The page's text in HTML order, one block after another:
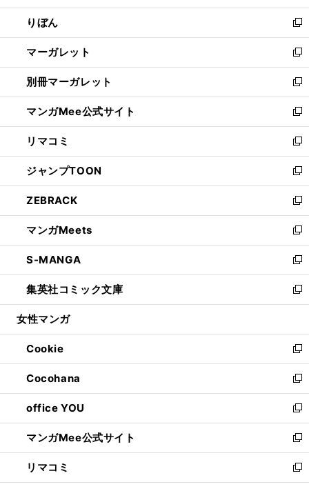
開
く
ウ
で
開
く
ン
ド
ウ
で
開
く
ウ
ィ
ン
ド
ウ
で
開
く
りぼん
新
し
い
ウ
ィ
ン
ド
ウ
で
開
く
マーガレット
新
し
い
ウ
ィ
ン
ド
ウ
で
開
く
別冊マーガレット
新
し
い
ウ
ィ
ン
ド
ウ
で
開
く
マンガMee公式サイト
新
し
い
ウ
ィ
ン
ド
ウ
で
開
く
リマコミ
新
し
い
ウ
ィ
ン
ド
ウ
で
開
く
ジャンプTOON
新
し
い
ウ
ィ
ン
ド
ウ
で
開
ZEBRACK
新
し
い
ウ
ィ
ン
ド
ウ
開
く
マンガMeets
新
し
い
ウ
ィ
ン
ウ
で
開
く
S-MANGA
新
し
い
ウ
ン
ド
ウ
で
開
く
集英社コミック文庫
新
し
ウ
ィ
ン
ド
ウ
で
開
く
女性マンガ
Cookie
新
し
い
ウ
ィ
ン
ド
ウ
で
開
Cocohana
新
し
い
ウ
ィ
ン
ド
ウ
office YOU
新
し
い
ウ
ィ
ン
マンガMee公式サイト
新
し
い
ウ
リマコミ
新
し